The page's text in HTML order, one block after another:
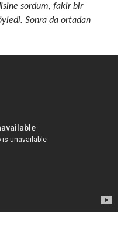
sordum, fakir bir
Sonra da ortadan